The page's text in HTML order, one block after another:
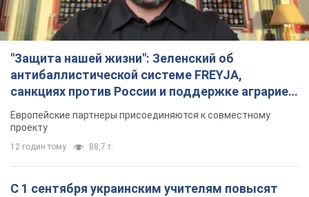
"Защита нашей жизни": Зеленский об
антибаллистической системе FREYJA,
санкциях против России и поддержке аграриев.
Видео
Европейские партнеры присоединяются к совместному
проекту
12 годин тому 88,7 т.
С 1 сентября украинским учителям повысят